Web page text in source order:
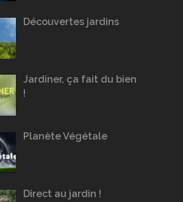
Découvertes jardins
Jardiner, ça fait du bien
!
Planète Végétale
Direct au jardin !